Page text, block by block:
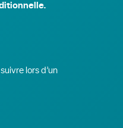
lors d’un